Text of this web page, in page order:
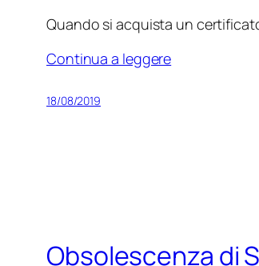
Quando si acquista un
Continua a leggere
18/08/2019
Obsolescenza di